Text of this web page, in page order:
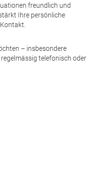
freundlich und
Ihre persönliche
– insbesondere
telefonisch oder